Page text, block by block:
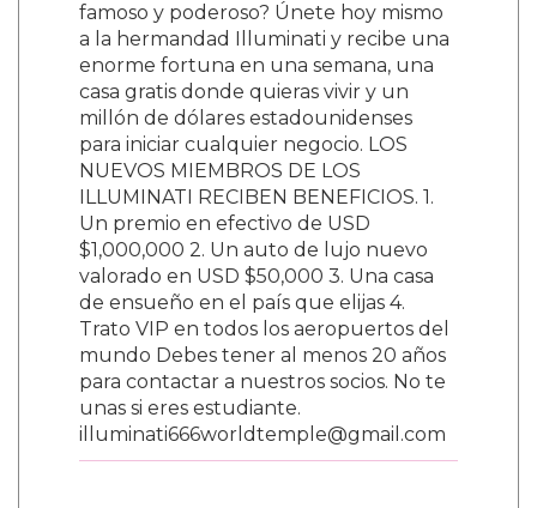
famoso y poderoso? Únete hoy mismo
a la hermandad Illuminati y recibe una
enorme fortuna en una semana, una
casa gratis donde quieras vivir y un
millón de dólares estadounidenses
para iniciar cualquier negocio. LOS
NUEVOS MIEMBROS DE LOS
ILLUMINATI RECIBEN BENEFICIOS. 1.
Un premio en efectivo de USD
$1,000,000 2. Un auto de lujo nuevo
valorado en USD $50,000 3. Una casa
de ensueño en el país que elijas 4.
Trato VIP en todos los aeropuertos del
mundo Debes tener al menos 20 años
para contactar a nuestros socios. No te
unas si eres estudiante.
illuminati666worldtemple@gmail.com